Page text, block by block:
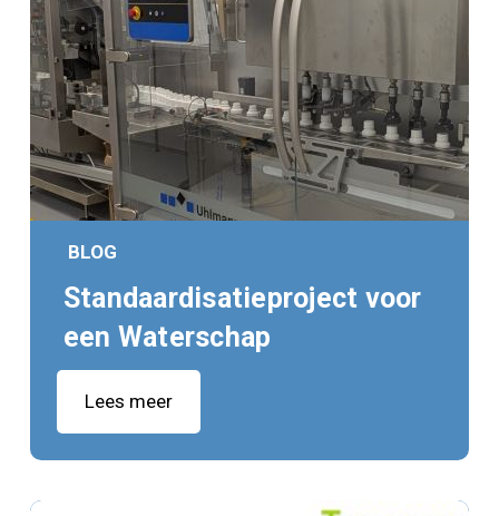
BLOG
Standaardisatieproject voor
een Waterschap
Lees meer